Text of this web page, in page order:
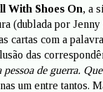
With Shoes On, a
(dublada por Jenny
cartas com a
das
de guerra.
um entre tantos.